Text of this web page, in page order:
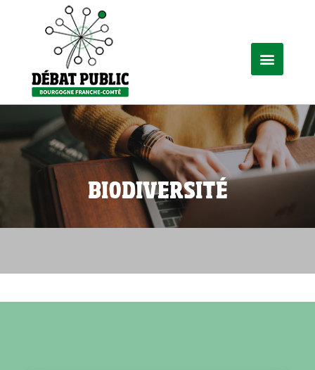
BIODIVERSITÉ